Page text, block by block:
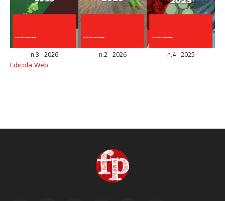
n.3 - 2026 n.2 - 2026 n.4 - 2025
Edicola Web